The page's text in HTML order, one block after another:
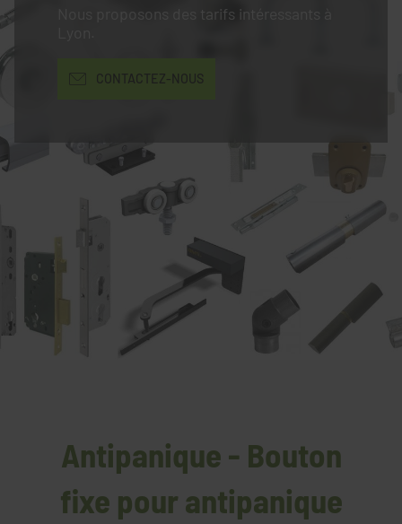
Nous proposons des tarifs intéressants à
CONTACTEZ-NOUS
Antipanique - Bouton
fixe pour antipanique